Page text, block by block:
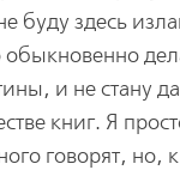
буду здесь
обыкновенно
и не стану
книг. Я
говорят, но,